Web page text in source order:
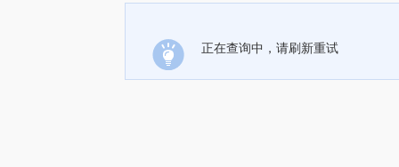
正在查询中，请刷新重试